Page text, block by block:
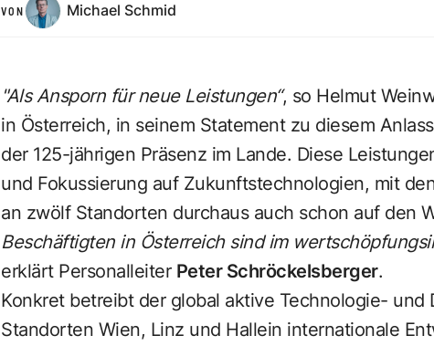
VON Michael Schmid
"Als Ansporn für neue Leistungen“, so Helmut
in Österreich, in seinem Statement zu diesem
der 125-jährigen Präsenz im Lande. Diese
und Fokussierung auf Zukunftstechnologien, mit
an zwölf Standorten durchaus auch schon auf den
Beschäftigten in Österreich sind im
erklärt Personalleiter Peter Schröckelsberger.
Konkret betreibt der global aktive Technologie- und
Standorten Wien, Linz und Hallein internationale